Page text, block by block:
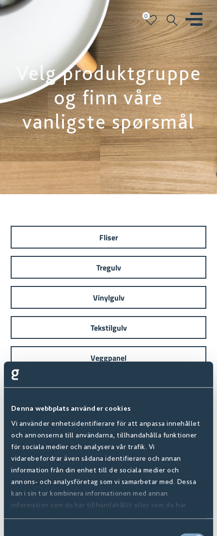
Denna webbplats använder cookies
Vi använder enhetsidentifierare för att anpassa innehållet
och annonserna till användarna, tillhandahålla funktioner
för sociala medier och analysera vår trafik. Vi
vidarebefordrar även sådana identifierare och annan
information från din enhet till de sociala medier och
annons- och analysföretag som vi samarbetar med. Dessa
kan i sin tur kombinera informationen med annan
information som du har tillhandahållit eller som de har
samlat in när du har använt deras tjänster.
0
Velg produktgruppe
og finn våre
vanligste spørsmål
Fliser
Tregulv
Vinylgulv
Tekstilgulv
Veggpanel
ÅF-portalen Inspirasjon